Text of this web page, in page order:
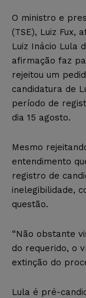
O ministro e
(TSE), Luiz Fux,
Luiz Inácio Lula
afirmação faz
rejeitou um
candidatura de
período de
dia 15 agosto.
Mesmo
entendimento
registro de
inelegibilidade,
questão.
“Não obstante
do requerido, o
extinção do
Lula é pré-